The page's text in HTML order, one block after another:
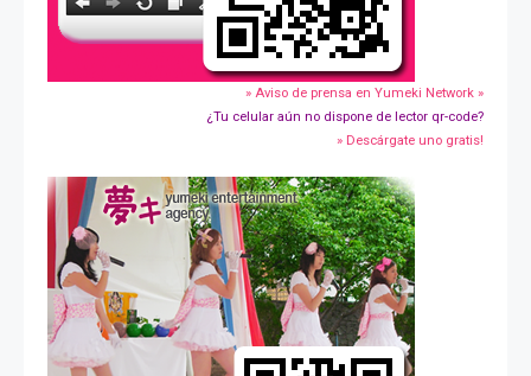
» Aviso de prensa en Yumeki Network »
¿Tu celular aún no dispone de lector qr-code?
» Descárgate uno gratis!